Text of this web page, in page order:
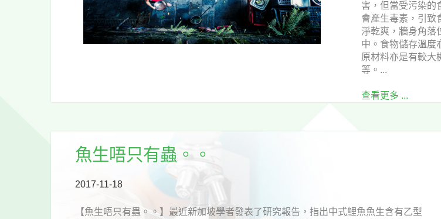
害，但當受污染的
會產生毒素，引致
淨乾爽，牆身角落
中。食物儲存溫度
原材料亦是有較大
等。...
查看更多 ...
魚生唔只有蟲。。
2017-11-18
【魚生唔只有蟲。。】最近新加坡學者發表了研究報告，指出中式鯉魚魚生含有乙型